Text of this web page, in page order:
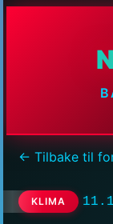
← Tilbake til
KLIMA